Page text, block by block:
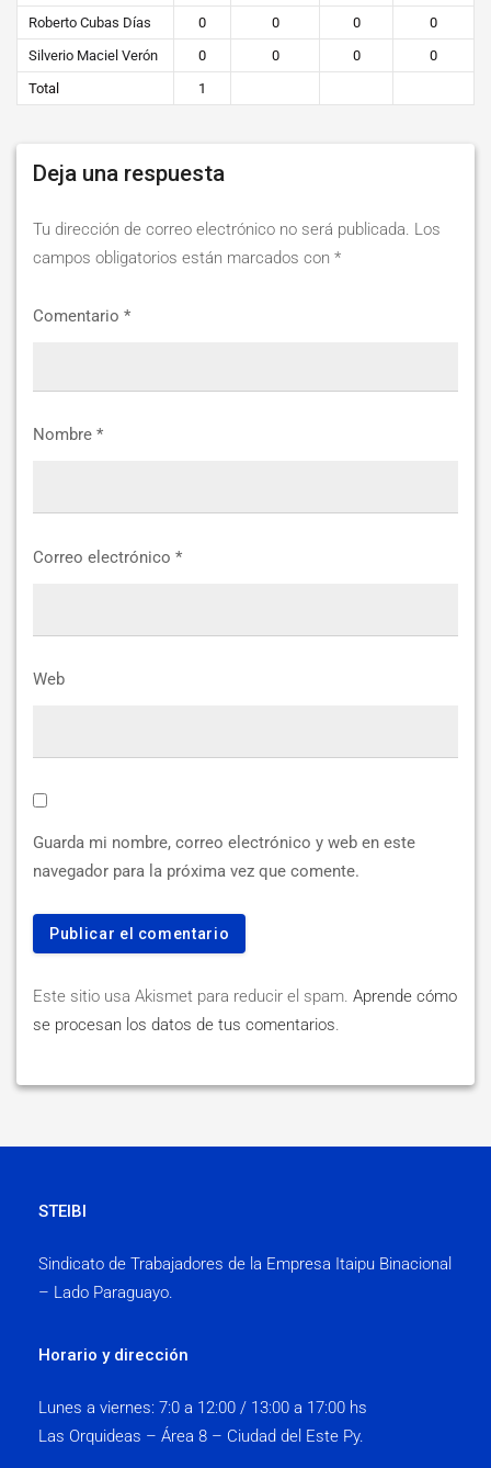
Roberto Cubas Días
0 0 0
0
Silverio Maciel Verón
0 0 0
0
Total
1
Deja una respuesta
Tu dirección de correo electrónico no será publicada. Los
campos obligatorios están marcados con *
Comentario *
Nombre *
Correo electrónico *
Web
Guarda mi nombre, correo electrónico y web en este
navegador para la próxima vez que comente.
Este sitio usa Akismet para reducir el spam. Aprende cómo
se procesan los datos de tus comentarios.
STEIBI
Sindicato de Trabajadores de la Empresa Itaipu Binacional
– Lado Paraguayo.
Horario y dirección
Lunes a viernes: 7:0 a 12:00 / 13:00 a 17:00 hs
Las Orquideas – Área 8 – Ciudad del Este Py.